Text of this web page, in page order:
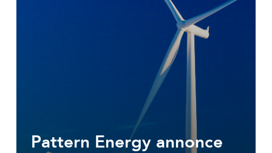
Pattern Energy annonce